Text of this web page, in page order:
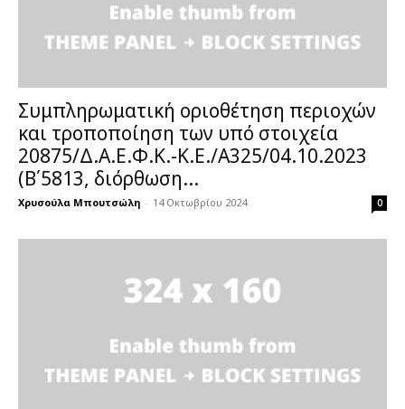
Συμπληρωματική οριοθέτηση περιοχών
και τροποποίηση των υπό στοιχεία
20875/Δ.Α.Ε.Φ.Κ.-Κ.Ε./Α325/04.10.2023
(Β΄5813, διόρθωση...
Χρυσούλα Μπουτσώλη - 14 Οκτωβρίου 2024 0